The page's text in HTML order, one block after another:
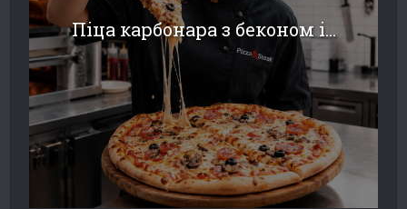
Піца карбонара з беконом і...